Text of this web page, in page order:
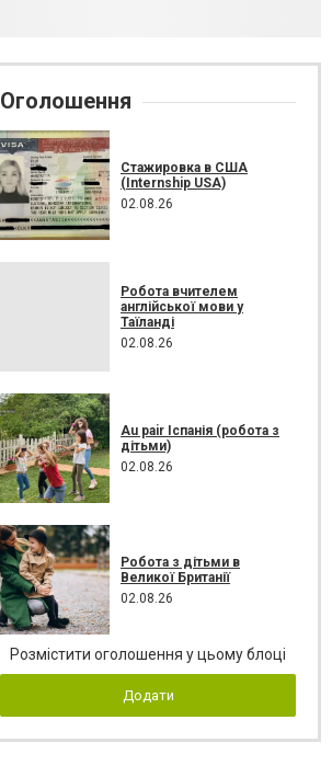
Оголошення
Стажировка в США
(Internship USA)
02.08.26
Робота вчителем
англійської мови у
Таїланді
02.08.26
Au pair Іспанія (робота з
дітьми)
02.08.26
Робота з дітьми в
Великої Британії
02.08.26
Розмістити оголошення у цьому блоці
Додати